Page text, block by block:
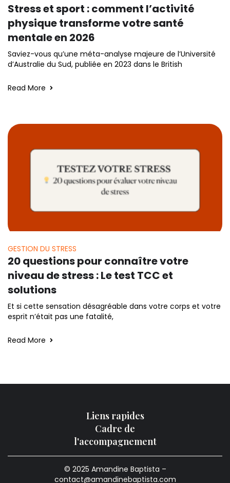
Stress et sport : comment l’activité
physique transforme votre santé
mentale en 2026
Saviez-vous qu’une méta-analyse majeure de l’Université
d’Australie du Sud, publiée en 2023 dans le British
Read More
GESTION DU STRESS
20 questions pour connaître votre
niveau de stress : Le test TCC et
solutions
Et si cette sensation désagréable dans votre corps et votre
esprit n’était pas une fatalité,
Read More
Liens rapides
Cadre de
l'accompagnement
© 2025 Amandine Baptista –
contact@amandinebaptista.com